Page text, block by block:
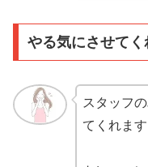
やる気にさせてく
スタッフ
てくれます